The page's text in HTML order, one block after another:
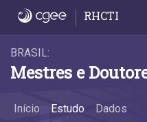
1.1 Crescimento
RHCTI
BRASIL:
Mestres e
Início Estudo Dados